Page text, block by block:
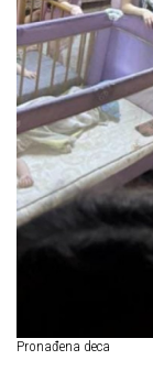
Pronađena deca